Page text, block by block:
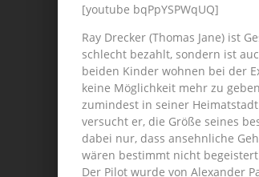
[youtube bqPpYSPWqUQ]
Ray Drecker (Thomas Jane) ist
schlecht bezahlt, sondern ist
beiden Kinder wohnen bei der
keine Möglichkeit mehr zu
zumindest in seiner
versucht er, die Größe seines
dabei nur, dass ansehnliche
wären bestimmt nicht
Der Pilot wurde von Alexander